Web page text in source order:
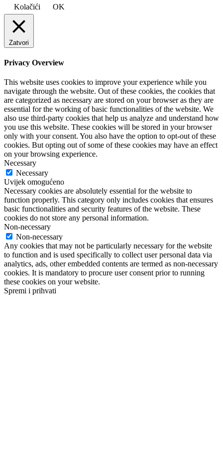
Kolačići
OK
Zatvori
Privacy Overview
This website uses cookies to improve your experience while you
navigate through the website. Out of these cookies, the cookies that
are categorized as necessary are stored on your browser as they are
essential for the working of basic functionalities of the website. We
also use third-party cookies that help us analyze and understand how
you use this website. These cookies will be stored in your browser
only with your consent. You also have the option to opt-out of these
cookies. But opting out of some of these cookies may have an effect
on your browsing experience.
Necessary
Necessary
Uvijek omogućeno
Necessary cookies are absolutely essential for the website to
function properly. This category only includes cookies that ensures
basic functionalities and security features of the website. These
cookies do not store any personal information.
Non-necessary
Non-necessary
Any cookies that may not be particularly necessary for the website
to function and is used specifically to collect user personal data via
analytics, ads, other embedded contents are termed as non-necessary
cookies. It is mandatory to procure user consent prior to running
these cookies on your website.
Spremi i prihvati